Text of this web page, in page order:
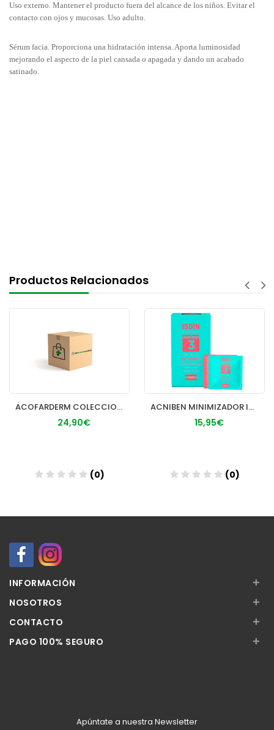
Uso externo. Mantener el producto fuera del alcance de los niños. Evitar el
contacto con ojos y mucosas. Uso adulto.
Sérum facia. Proporciona una hidratación intensa. Aporta luminosidad
mejorando el aspecto de la piel cansada o apagada y dando un acabado
satinado.
Productos Relacionados
ACOFARDERM COLECCION FACIAL RESVERATROL
24,90€
(0)
ACNIBEN MINIMIZADOR IMPERFECCIONES LOCALIZADAS I
15,95€
(0)
INFORMACIÓN +
NOSOTROS +
CONTACTO +
PAGO 100% SEGURO +
Apúntate a nuestra Newsletter